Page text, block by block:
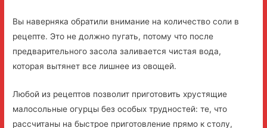
Вы наверняка обратили внимание на количество соли в
рецепте. Это не должно пугать, потому что после
предварительного засола заливается чистая вода,
которая вытянет все лишнее из овощей.
Любой из рецептов позволит приготовить хрустящие
малосольные огурцы без особых трудностей: те, что
рассчитаны на быстрое приготовление прямо к столу,